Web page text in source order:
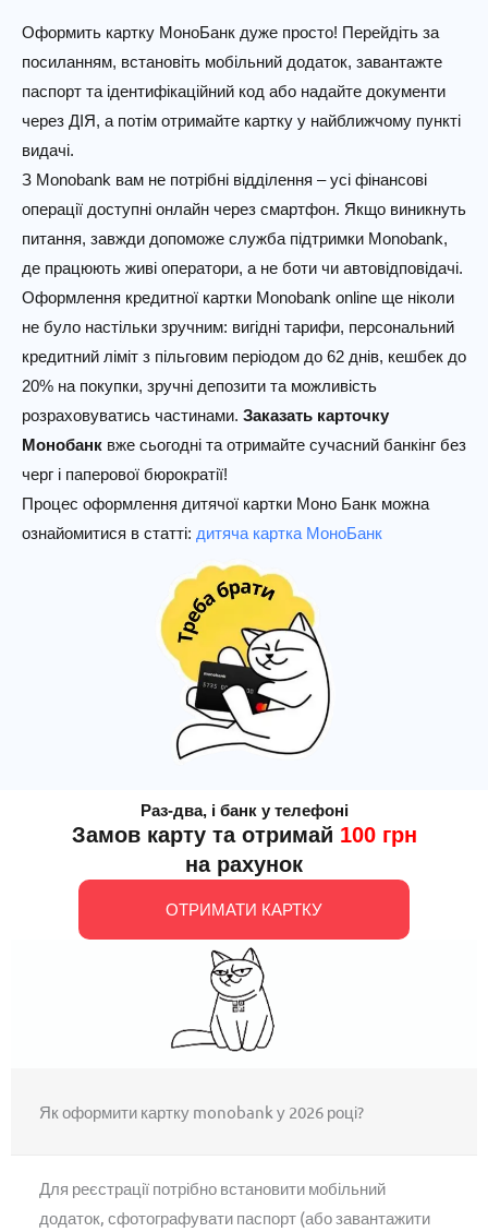
Оформить картку МоноБанк дуже просто! Перейдіть за
посиланням, встановіть мобільний додаток, завантажте
паспорт та ідентифікаційний код або надайте документи
через ДІЯ, а потім отримайте картку у найближчому пункті
видачі.
З Monobank вам не потрібні відділення – усі фінансові
операції доступні онлайн через смартфон. Якщо виникнуть
питання, завжди допоможе служба підтримки Monobank,
де працюють живі оператори, а не боти чи автовідповідачі.
Оформлення кредитної картки Monobank online ще ніколи
не було настільки зручним: вигідні тарифи, персональний
кредитний ліміт з пільговим періодом до 62 днів, кешбек до
20% на покупки, зручні депозити та можливість
розраховуватись частинами. Заказать карточку
Монобанк вже сьогодні та отримайте сучасний банкінг без
черг і паперової бюрократії!
Процес оформлення дитячої картки Моно Банк можна
ознайомитися в статті: дитяча картка МоноБанк
Раз-два, і банк у телефоні
Замов карту та отримай 100 грн
на рахунок
ОТРИМАТИ КАРТКУ
Як оформити картку monobank у 2026 році?
Для реєстрації потрібно встановити мобільний
додаток, сфотографувати паспорт (або завантажити